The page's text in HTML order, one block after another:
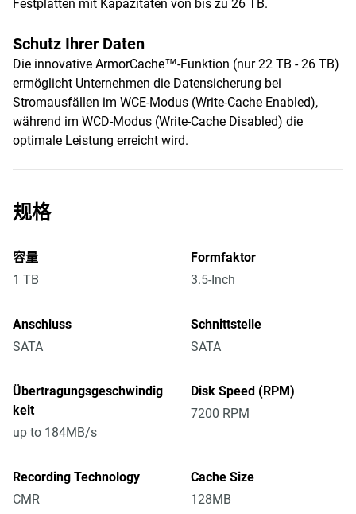
Festplatten mit Kapazitäten von bis zu 26 TB.
Schutz Ihrer Daten
Die innovative ArmorCache™-Funktion (nur 22 TB - 26 TB)
ermöglicht Unternehmen die Datensicherung bei
Stromausfällen im WCE-Modus (Write-Cache Enabled),
während im WCD-Modus (Write-Cache Disabled) die
optimale Leistung erreicht wird.
规格
容量
1 TB
Formfaktor
3.5-Inch
Anschluss
SATA
Schnittstelle
SATA
Übertragungsgeschwindig
keit
up to 184MB/s
Disk Speed (RPM)
7200 RPM
Recording Technology
CMR
Cache Size
128MB